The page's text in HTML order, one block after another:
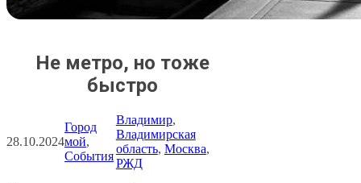
Не метро, но тоже
быстро
28.10.2024
Город
мой
События
Владимир
Владимирская
область, Москва
РЖД